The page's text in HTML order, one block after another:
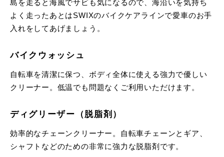
島を走ると海風でサビも気になるので、海沿いを気持ち
よく走ったあとはSWIXのバイクケアラインで愛車のお手
入れをしてあげましょう。
バイクウォッシュ
自転車を清潔に保つ、ボディ全体に使える強力で優しい
クリーナー。低温でも問題なくご利用いただけます。
ディグリーザー（脱脂剤）
効率的なチェーンクリーナー。自転車チェーンとギア、
シャフトなどのための非常に強力な脱脂剤です。